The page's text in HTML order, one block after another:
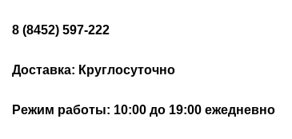
8 (8452) 597-222
Доставка: Круглосуточно
Режим работы: 10:00 до 19:00 ежедневно